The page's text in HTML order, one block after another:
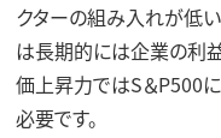
クターの組み入れが低い
は長期的には企業の利
価上昇力ではS＆P500
必要です。